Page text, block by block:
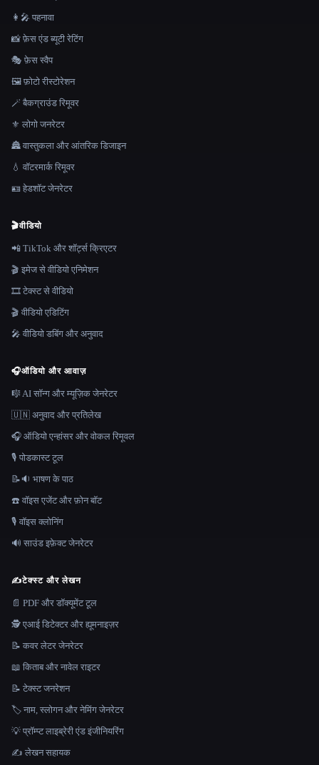
👩‍🎤 पहनावा
📸 फ़ेस एंड ब्यूटी रेटिंग
🎭 फ़ेस स्वैप
🖼️ फ़ोटो रीस्टोरेशन
🪄 बैकग्राउंड रिमूवर
⚜️ लोगो जनरेटर
🏯 वास्तुकला और आंतरिक डिजाइन
💧 वॉटरमार्क रिमूवर
🪪 हेडशॉट जेनरेटर
🎬वीडियो
📲 TikTok और शॉर्ट्स क्रिएटर
🎬 इमेज से वीडियो एनिमेशन
🎞️ टेक्स्ट से वीडियो
🎬 वीडियो एडिटिंग
🎤 वीडियो डबिंग और अनुवाद
🎧ऑडियो और आवाज़
🎼 AI सॉन्ग और म्यूज़िक जेनरेटर
🇺🇳 अनुवाद और प्रतिलेख
🎧 ऑडियो एन्हांसर और वोकल रिमूवल
🎙️ पोडकास्ट टूल
📝🔉 भाषण के पाठ
☎️ वॉइस एजेंट और फ़ोन बॉट
🎙️ वॉइस क्लोनिंग
🔊 साउंड इफ़ेक्ट जेनरेटर
✍️टेक्स्ट और लेखन
📄 PDF और डॉक्यूमेंट टूल
🕵️ एआई डिटेक्टर और ह्यूमनाइज़र
📝 कवर लेटर जेनरेटर
📖 किताब और नावेल राइटर
📝 टेक्स्ट जनरेशन
🏷️ नाम, स्लोगन और नेमिंग जेनरेटर
💡 प्रॉम्प्ट लाइब्रेरी एंड इंजीनियरिंग
✍️ लेखन सहायक